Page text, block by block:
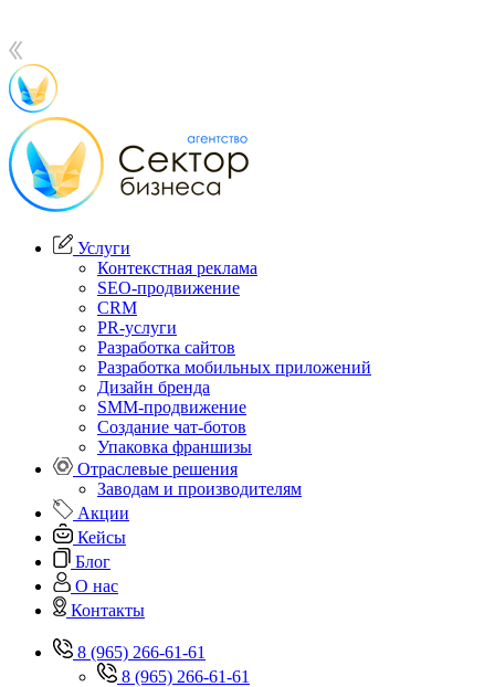
Услуги
Контекстная реклама
SEO-продвижение
CRM
PR-услуги
Разработка сайтов
Разработка мобильных приложений
Дизайн бренда
SMM-продвижение
Создание чат-ботов
Упаковка франшизы
Отраслевые решения
Заводам и производителям
Акции
Кейсы
Блог
О нас
Контакты
8 (965) 266-61-61
8 (965) 266-61-61